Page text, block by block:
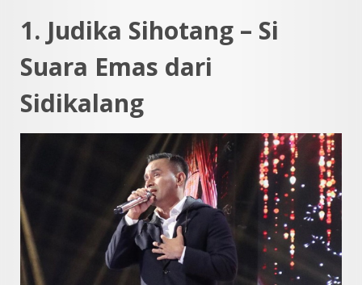
1. Judika Sihotang – Si
Suara Emas dari
Sidikalang